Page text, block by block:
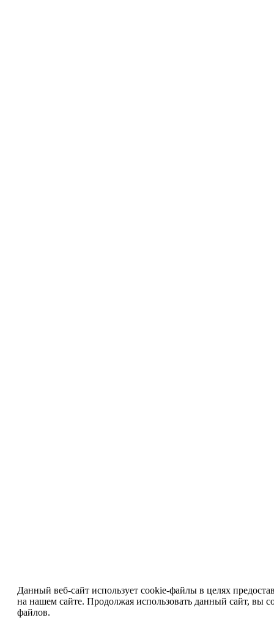
Данный веб-сайт использует cookie-файлы в целях
на нашем сайте. Продолжая использовать данный сайт, вы
файлов.